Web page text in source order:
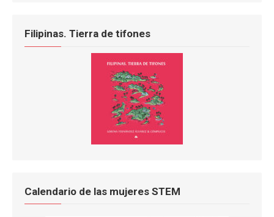
Filipinas. Tierra de tifones
Calendario de las mujeres STEM